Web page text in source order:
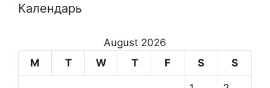
Календарь
August 2026
M
T W T F S S